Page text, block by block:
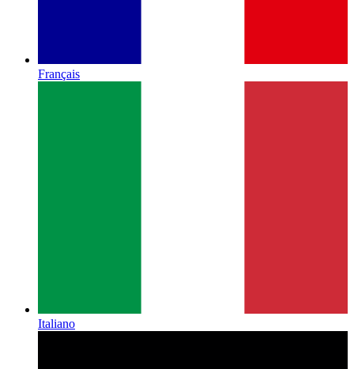
Français
Italiano